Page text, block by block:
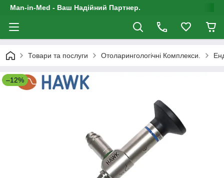
Man-in-Med - Ваш Надійний Партнер.
Товари та послуги Отоларингологічні Комплекси.
–12%